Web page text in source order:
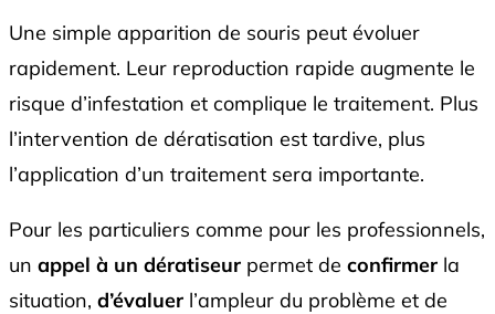
Une simple apparition de souris peut évoluer
rapidement. Leur reproduction rapide augmente le
risque d’infestation et complique le traitement. Plus
l’intervention de dératisation est tardive, plus
l’application d’un traitement sera importante.
Pour les particuliers comme pour les professionnels,
un appel à un dératiseur permet de confirmer la
situation, d’évaluer l’ampleur du problème et de